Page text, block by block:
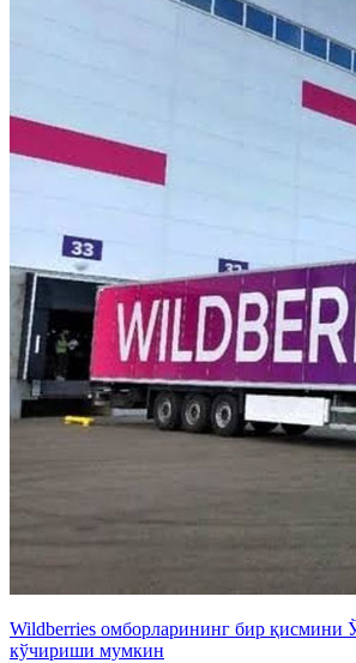
Wildberries омборларининг бир қисмини
кўчириши мумкин